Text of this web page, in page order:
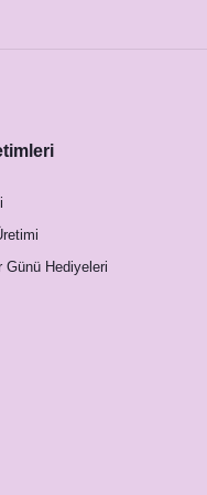
Günü Hediyeleri